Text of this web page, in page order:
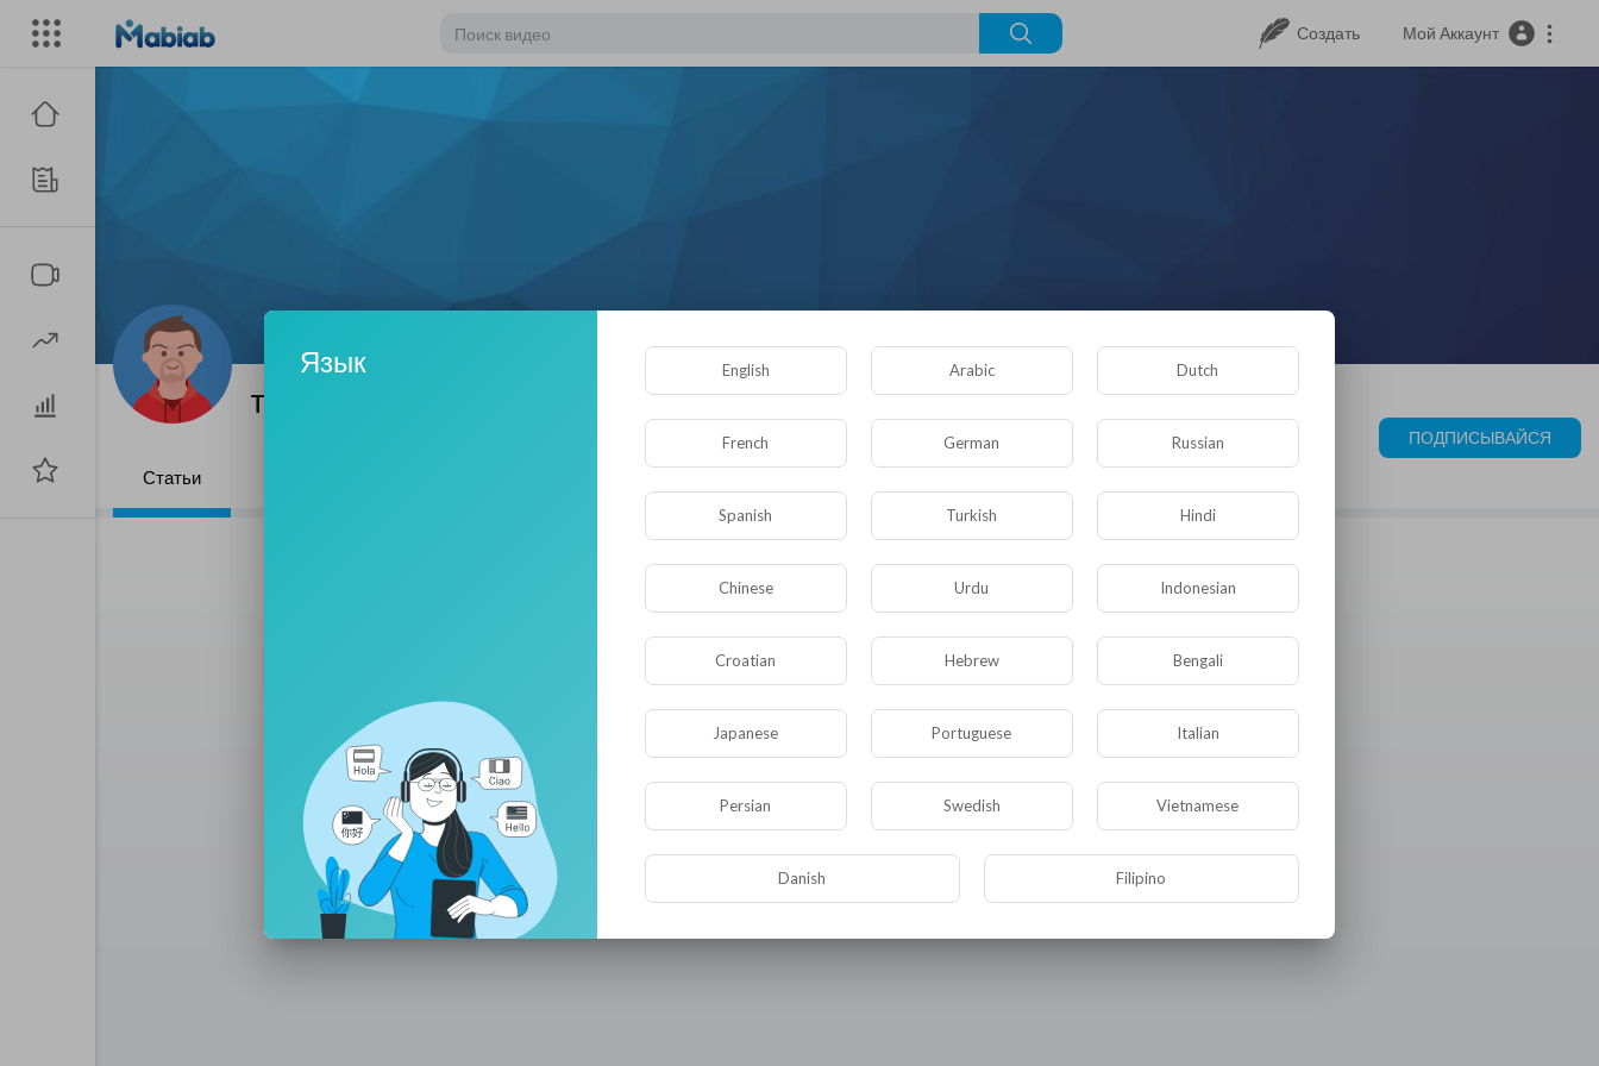
Создать Мой Аккаунт
Testonax Erfahrungen
ПОДПИСЫВАЙСЯ
Статьи
Видео не найдено пока!
Язык English Arabic Dutch
French German Russian
Spanish Turkish Hindi
Chinese Urdu Indonesian
Croatian Hebrew Bengali
Japanese Portuguese Italian
Persian Swedish Vietnamese
Danish Filipino